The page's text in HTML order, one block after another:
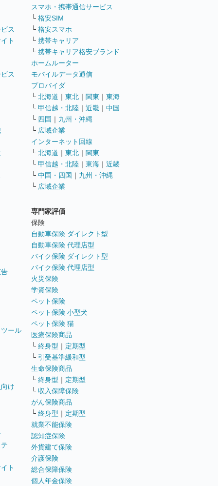
ス
ト
ス
ール
け
ト
スマホ・携帯通信サービス
└ 格安SIM
└ 格安スマホ
└ 携帯キャリア
└ 携帯キャリア格安ブランド
ホームルーター
モバイルデータ通信
プロバイダ
└ 北海道 ｜ 東北 ｜ 関東 ｜ 東海
└ 甲信越・北陸 ｜ 近畿 ｜ 中国
└ 四国 ｜ 九州・沖縄
└ 広域企業
インターネット回線
└ 北海道 ｜ 東北 ｜ 関東
└ 甲信越・北陸 ｜ 東海 ｜ 近畿
└ 中国・四国 ｜ 九州・沖縄
└ 広域企業
専門家評価
保険
自動車保険 ダイレクト型
自動車保険 代理店型
バイク保険 ダイレクト型
バイク保険 代理店型
火災保険
学資保険
ペット保険
ペット保険 小型犬
ペット保険 猫
医療保険商品
└ 終身型 ｜ 定期型
└ 引受基準緩和型
生命保険商品
└ 終身型 ｜ 定期型
└ 収入保障保険
がん保険商品
└ 終身型 ｜ 定期型
就業不能保険
認知症保険
外貨建て保険
介護保険
総合保障保険
個人年金保険